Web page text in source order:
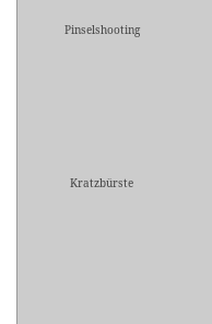
Pinselshooting
Kratzbürste